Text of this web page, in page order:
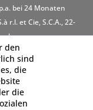
bei 24 Monaten
r.l. et Cie, S.C.A., 22-
den
sind
die
die